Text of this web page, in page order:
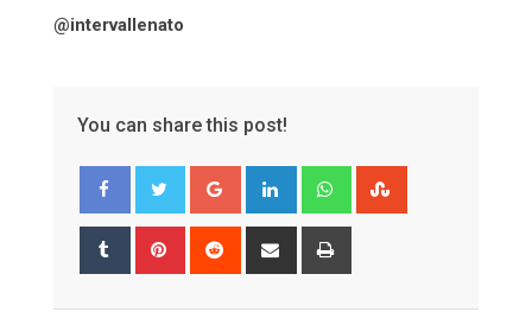
@intervallenato
You can share this post!
Google+ LinkedIn Whatsapp
Tumblr Pinterest Reddit
Share